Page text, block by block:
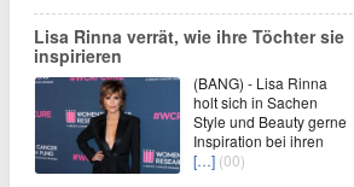
Lisa Rinna verrät, wie ihre Töchter sie
inspirieren
(BANG) - Lisa Rinna
holt sich in Sachen
Style und Beauty gerne
Inspiration bei ihren
[…] (00)